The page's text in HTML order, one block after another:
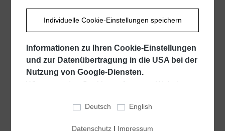
DETAILS
Individuelle Cookie-Einstellungen speichern
Informationen zu Ihren Cookie-Einstellungen
und zur Datenübertragung in die USA bei der
Nutzung von Google-Diensten.
Wir verwenden Cookies auf unserer Website.
Website unbedingt erforderlich ("essentiell").
Deutsch English
Datenschutz | Impressum